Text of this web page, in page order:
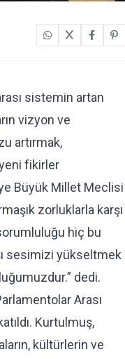
sistemin artan
vizyon ve
artırmak,
fikirler
Büyük Millet Meclisi
zorluklarla karşı
hiç bu
sesimizi yükseltmek
dedi.
Arası
Kurtulmuş,
kültürlerin ve